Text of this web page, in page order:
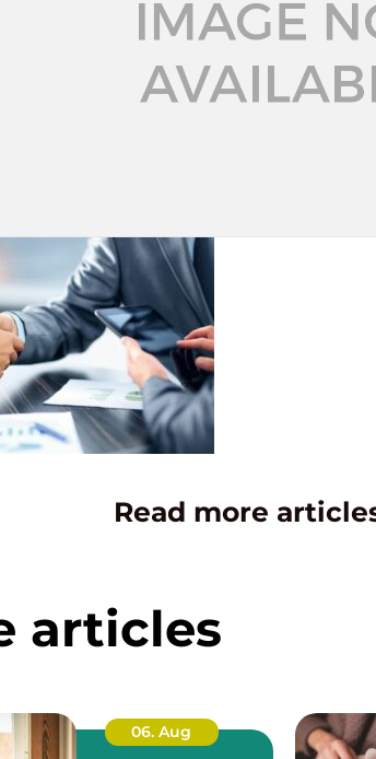
Read more
articles
06. Aug